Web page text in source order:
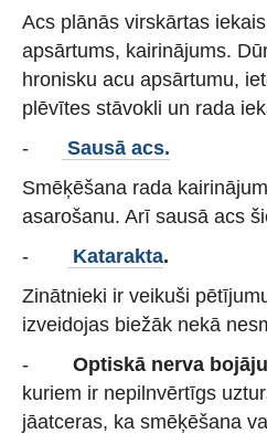
Acs plānās virskārtas
apsārtums, kairinājums.
hronisku acu apsārtumu,
plēvītes stāvokli un rada
-
Sausā acs.
Smēķēšana rada
asarošanu. Arī sausā acs
-
Katarakta.
Zinātnieki ir veikuši
izveidojas biežāk nekā
- Optiskā nerva
kuriem ir nepilnvērtīgs
jāatceras, ka smēķēšana